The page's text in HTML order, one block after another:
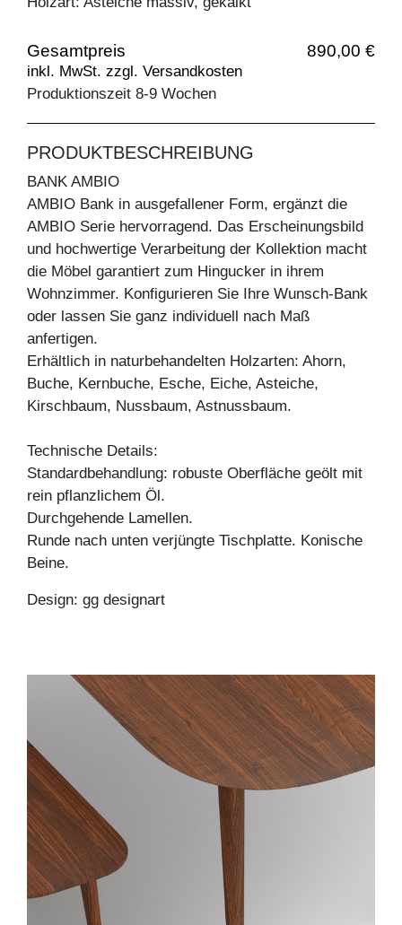
Gesamtpreis 890,00 €
inkl. MwSt. zzgl. Versandkosten
Produktionszeit 8-9 Wochen
PRODUKTBESCHREIBUNG
BANK AMBIO
AMBIO Bank in ausgefallener Form, ergänzt die
AMBIO Serie hervorragend. Das Erscheinungsbild
und hochwertige Verarbeitung der Kollektion macht
die Möbel garantiert zum Hingucker in ihrem
Wohnzimmer. Konfigurieren Sie Ihre Wunsch-Bank
oder lassen Sie ganz individuell nach Maß
anfertigen.
Erhältlich in naturbehandelten Holzarten: Ahorn,
Buche, Kernbuche, Esche, Eiche, Asteiche,
Kirschbaum, Nussbaum, Astnussbaum.
Technische Details:
Standardbehandlung: robuste Oberfläche geölt mit
rein pflanzlichem Öl.
Durchgehende Lamellen.
Runde nach unten verjüngte Tischplatte. Konische
Beine.
Design: gg designart